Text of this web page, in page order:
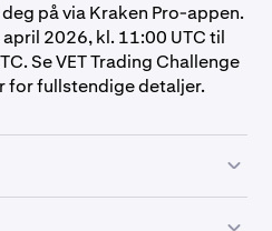
på via Kraken Pro-appen.
2026, kl. 11:00 UTC til
Se VET Trading Challenge
for fullstendige detaljer.